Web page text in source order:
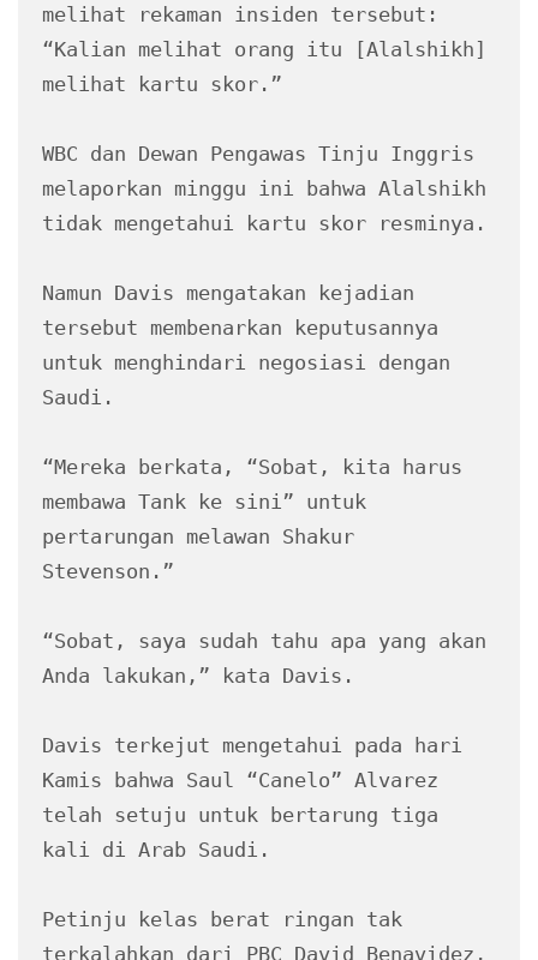
melihat rekaman insiden tersebut:
“Kalian melihat orang itu [Alalshikh]
melihat kartu skor.”
WBC dan Dewan Pengawas Tinju Inggris
melaporkan minggu ini bahwa Alalshikh
tidak mengetahui kartu skor resminya.
Namun Davis mengatakan kejadian
tersebut membenarkan keputusannya
untuk menghindari negosiasi dengan
Saudi.
“Mereka berkata, “Sobat, kita harus
membawa Tank ke sini” untuk
pertarungan melawan Shakur
Stevenson.”
“Sobat, saya sudah tahu apa yang akan
Anda lakukan,” kata Davis.
Davis terkejut mengetahui pada hari
Kamis bahwa Saul “Canelo” Alvarez
telah setuju untuk bertarung tiga
kali di Arab Saudi.
Petinju kelas berat ringan tak
terkalahkan dari PBC David Benavidez,